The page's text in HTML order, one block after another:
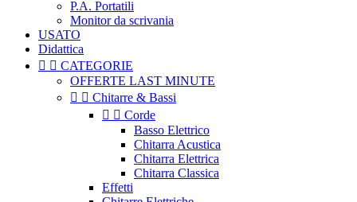
P.A. Portatili
Monitor da scrivania
USATO
Didattica
  CATEGORIE
OFFERTE LAST MINUTE
  Chitarre & Bassi
  Corde
Basso Elettrico
Chitarra Acustica
Chitarra Elettrica
Chitarra Classica
Effetti